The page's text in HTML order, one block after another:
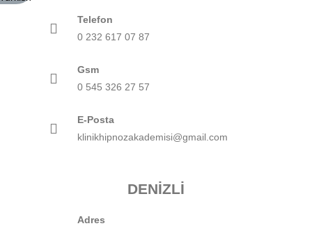
Telefon
0 232 617 07 87
Gsm
0 545 326 27 57
E-Posta
klinikhipnozakademisi@gmail.com
DENIZLI
Adres